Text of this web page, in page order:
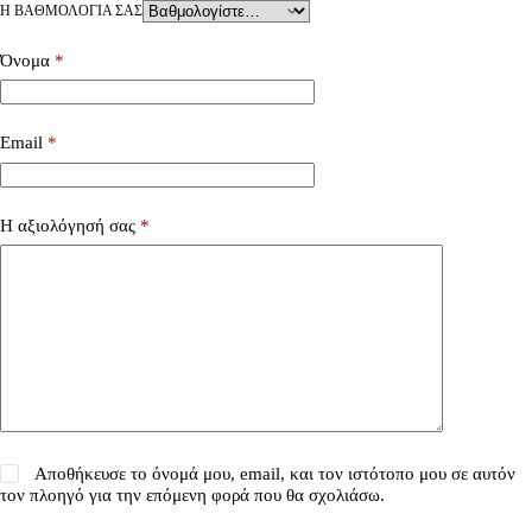
Η ΒΑΘΜΟΛΟΓΊΑ ΣΑΣ
Όνομα *
Email *
Η αξιολόγησή σας *
Αποθήκευσε το όνομά μου, email, και τον ιστότοπο μου σε αυτόν
τον πλοηγό για την επόμενη φορά που θα σχολιάσω.